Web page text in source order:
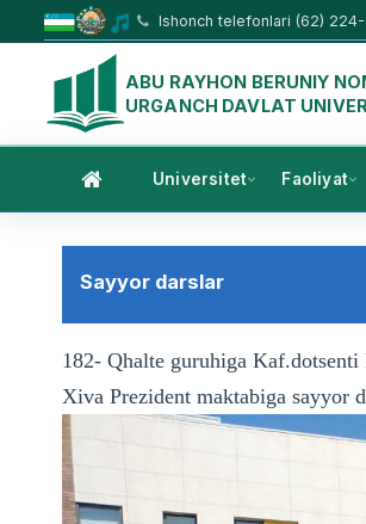
Ishonch telefonlari (62)
ABU RAYHON BERUNIY
URGANCH DAVLAT
Universitet Faoliyat
Sayyor darslar
182- Qhalte guruhiga
Xiva Prezident maktabiga sayyor